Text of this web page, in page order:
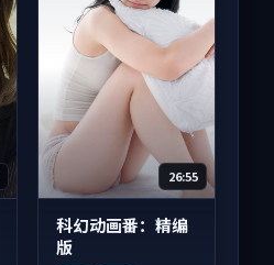
26:55
科幻动画番：精编
版